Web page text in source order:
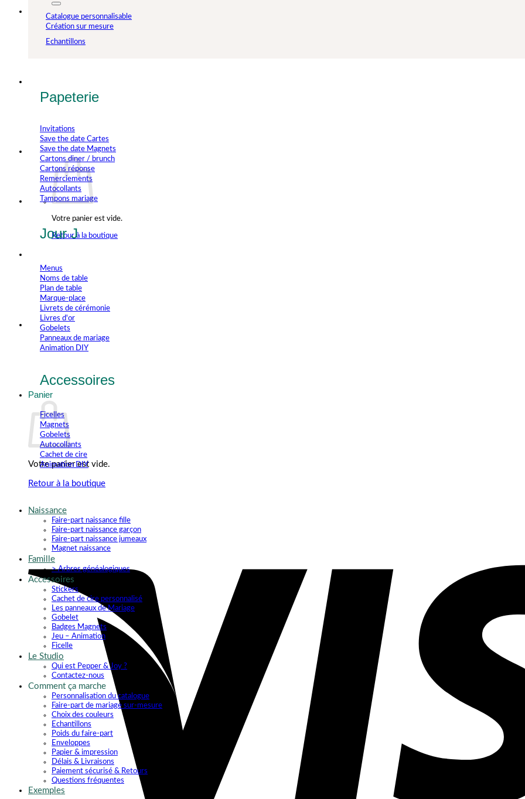
Votre panier est vide.
Retour à la boutique
Panier
Votre panier est vide.
Retour à la boutique
Catalogue personnalisable
Création sur mesure
Echantillons
Papeterie
Invitations
Save the date Cartes
Save the date Magnets
Cartons diner / brunch
Cartons réponse
Remerciements
Autocollants
Tampons mariage
Jour J
Menus
Noms de table
Plan de table
Marque-place
Livrets de cérémonie
Livres d'or
Gobelets
Panneaux de mariage
Animation DIY
Accessoires
Ficelles
Magnets
Gobelets
Autocollants
Cachet de cire
Animation DIY
Naissance
Faire-part naissance fille
Faire-part naissance garçon
Faire-part naissance jumeaux
Magnet naissance
Famille
> Arbres généalogiques
Accessoires
Stickers
Cachet de cire personnalisé
Les panneaux de Mariage
Gobelet
Badges Magnets
Jeu – Animation
Ficelle
Le Studio
Qui est Pepper & Joy ?
Contactez-nous
Comment ça marche
Personnalisation du catalogue
Faire-part de mariage sur-mesure
Choix des couleurs
Echantillons
Poids du faire-part
Enveloppes
Papier & impression
Délais & Livraisons
Paiement sécurisé & Retours
Questions fréquentes
Exemples